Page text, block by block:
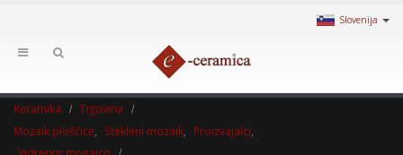
Slovenija
Keramika
Trgovina
Mozaik ploščice
Stekleni mozaik Proizvajalci